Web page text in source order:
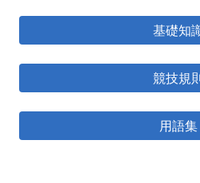
基礎知
競技規
用語集